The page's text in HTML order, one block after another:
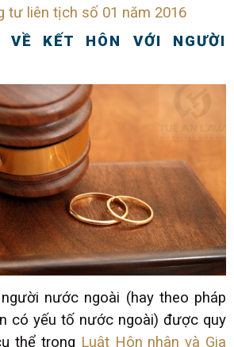
tư liên tịch số 01 năm 2016
KẾT HÔN VỚI NGƯỜI
nước ngoài (hay theo pháp
có yếu tố nước ngoài) được quy
thể trong Luật Hôn nhân và Gia